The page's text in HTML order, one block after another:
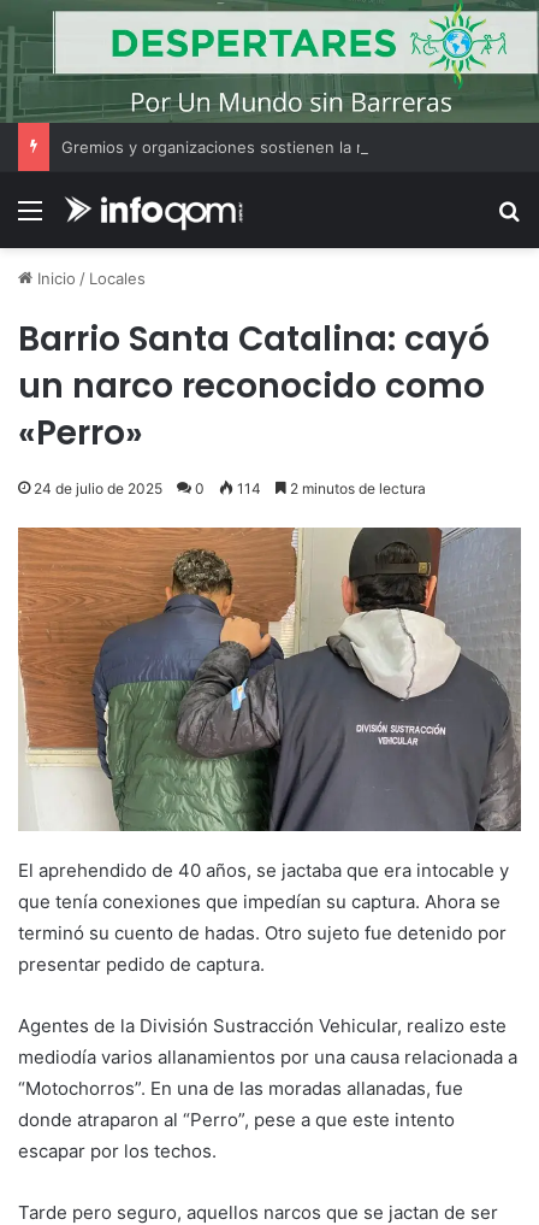
Menú
Inicio / Locales
Barrio Santa Catalina: cayó
un narco reconocido como
«Perro»
24 de julio de 2025 0 114 2 minutos de lectura
El aprehendido de 40 años, se jactaba que era intocable y
que tenía conexiones que impedían su captura. Ahora se
terminó su cuento de hadas. Otro sujeto fue detenido por
presentar pedido de captura.
Agentes de la División Sustracción Vehicular, realizo este
mediodía varios allanamientos por una causa relacionada a
“Motochorros”. En una de las moradas allanadas, fue
donde atraparon al “Perro”, pese a que este intento
escapar por los techos.
Tarde pero seguro, aquellos narcos que se jactan de ser